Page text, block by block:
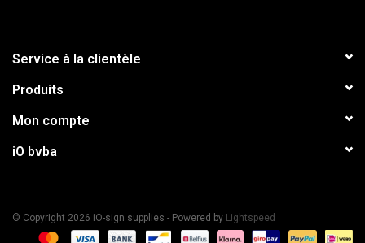
Service à la clientèle
Produits
Mon compte
iO bvba
© Copyright 2026 iO-sign supplies - Powered by Lightspeed